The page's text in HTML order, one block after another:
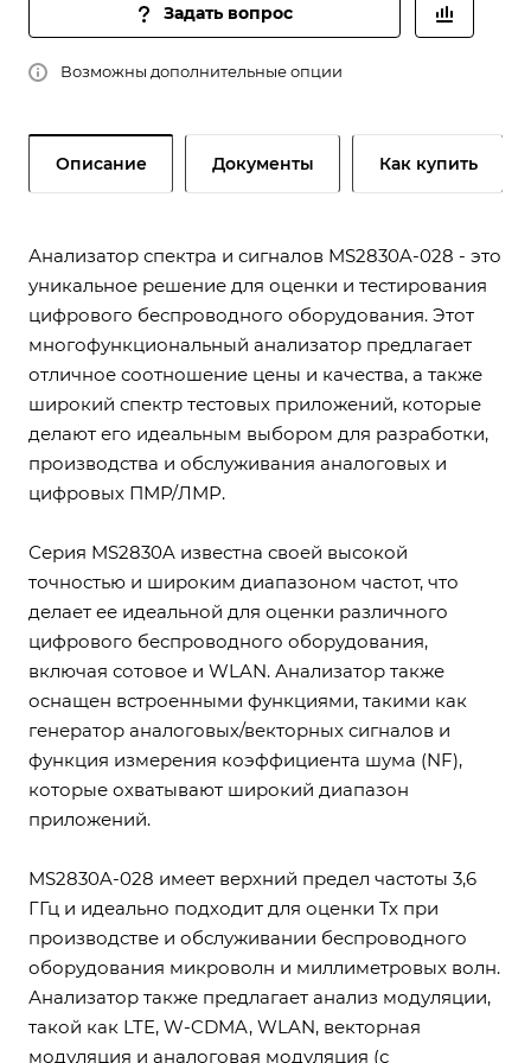
Задать вопрос
Возможны дополнительные опции
Описание Документы Как купить
Анализатор спектра и сигналов MS2830A-028 - это
уникальное решение для оценки и тестирования
цифрового беспроводного оборудования. Этот
многофункциональный анализатор предлагает
отличное соотношение цены и качества, а также
широкий спектр тестовых приложений, которые
делают его идеальным выбором для разработки,
производства и обслуживания аналоговых и
цифровых ПМР/ЛМР.
Серия MS2830A известна своей высокой
точностью и широким диапазоном частот, что
делает ее идеальной для оценки различного
цифрового беспроводного оборудования,
включая сотовое и WLAN. Анализатор также
оснащен встроенными функциями, такими как
генератор аналоговых/векторных сигналов и
функция измерения коэффициента шума (NF),
которые охватывают широкий диапазон
приложений.
MS2830A-028 имеет верхний предел частоты 3,6
ГГц и идеально подходит для оценки Tx при
производстве и обслуживании беспроводного
оборудования микроволн и миллиметровых волн.
Анализатор также предлагает анализ модуляции,
такой как LTE, W-CDMA, WLAN, векторная
модуляция и аналоговая модуляция (с